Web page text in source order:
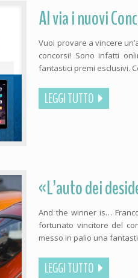
Al via i nuovi
Vuoi provare a vincere
concorsi! Sono infatti
fantastici premi esclusivi.
LEGGI TUTTO
«L’auto dei
And the winner is…
fortunato vincitore del
messo in palio una
LEGGI TUTTO